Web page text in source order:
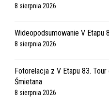
8 sierpnia 2026
Wideopodsumowanie V Etapu
8 sierpnia 2026
Fotorelacja z V Etapu 83.
Śmietana
8 sierpnia 2026